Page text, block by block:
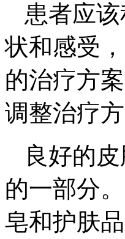
患者应
状和感受
的治疗方
调整治疗方
良好的
的一部分
皂和护肤